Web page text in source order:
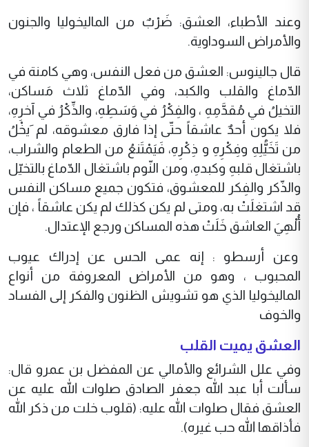
وعند الأطباء، العشق: ضَرْبٌ من الماليخوليا والجنون
والأمراض السوداوية.
قال جالينوس: العشق من فعل النفس، وهي كامنة في
الدّماغ والقلب والكبد، وفي الدّماغ ثلاث مَساكن،
التخيلُ في مُقدَّمِهِ ، والفِكْرُ في وَسَطِهِ، والذِّكْرُ في آخرِهِ،
فلا يكون أحدٌ عاشقاً حتّى إذا فارق معشوقه، لم‌ َيخْلُ
من تَخَيُّلِهِ وفِكْرِهِ و ذِكْرِهِ، فَيَمْتَنعُ من الطعام والشراب،
باشتغال قلبهِ وكبدهِ، ومن النّوم باشتغال الدّماغ بالتخيّل
والذّكر والفِكر للمعشوق، فتكون جميع مساكن النفس
قد اشتغلَتْ به، ومتى لم‌ يكن كذلك لم‌ يكن عاشقاً ، فإن
أُلْهِيَ العاشق خَلَتْ هذه المساكن ورجع الإعتدال.
وعن أرسطو : إنه عمى الحس عن إدراك عيوب
المحبوب ، وهو من الأمراض المعروفة من أنواع
الماليخوليا الذي هو تشويش الظنون والفكر إلى الفساد
والخوف
العشق يميت القلب
وفي علل الشرائع والأمالي عن المفضل بن عمرو قال:
سألت أبا عبد الله جعفر الصادق صلوات الله عليه عن
العشق فقال صلوات الله عليه: (قلوب خلت من ذكر الله
فأذاقها الله حب غيره).